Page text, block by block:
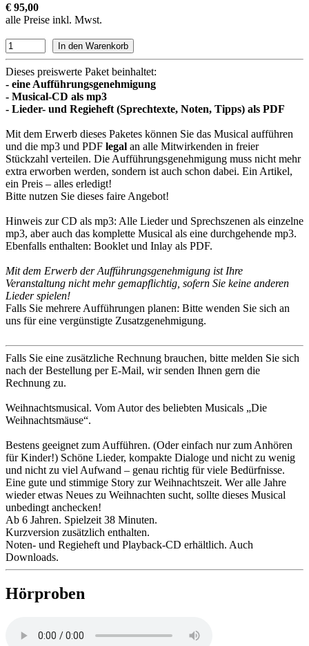
€ 95,00
alle Preise inkl. Mwst.
Dieses preiswerte Paket beinhaltet:
- eine Aufführungsgenehmigung
- Musical-CD als mp3
- Lieder- und Regieheft (Sprechtexte, Noten, Tipps) als PDF
Mit dem Erwerb dieses Paketes können Sie das Musical aufführen
und die mp3 und PDF legal an alle Mitwirkenden in freier
Stückzahl verteilen. Die Aufführungsgenehmigung muss nicht mehr
extra erworben werden, sondern ist auch schon dabei. Ein Artikel,
ein Preis – alles erledigt!
Bitte nutzen Sie dieses faire Angebot!
Hinweis zur CD als mp3: Alle Lieder und Sprechszenen als einzelne
mp3, aber auch das komplette Musical als eine durchgehende mp3.
Ebenfalls enthalten: Booklet und Inlay als PDF.
Mit dem Erwerb der Aufführungsgenehmigung ist Ihre
Veranstaltung nicht mehr gemapflichtig, sofern Sie keine anderen
Lieder spielen!
Falls Sie mehrere Aufführungen planen: Bitte wenden Sie sich an
uns für eine vergünstigte Zusatzgenehmigung.
Falls Sie eine zusätzliche Rechnung brauchen, bitte melden Sie sich
nach der Bestellung per E-Mail, wir senden Ihnen gern die
Rechnung zu.
Weihnachtsmusical. Vom Autor des beliebten Musicals „Die
Weihnachtsmäuse“.
Bestens geeignet zum Aufführen. (Oder einfach nur zum Anhören
für Kinder!) Schöne Lieder, kompakte Dialoge und nicht zu wenig
und nicht zu viel Aufwand – genau richtig für viele Bedürfnisse.
Eine gute und stimmige Story zur Weihnachtszeit. Wer alle Jahre
wieder etwas Neues zu Weihnachten sucht, sollte dieses Musical
unbedingt anchecken!
Ab 6 Jahren. Spielzeit 38 Minuten.
Kurzversion zusätzlich enthalten.
Noten- und Regieheft und Playback-CD erhältlich. Auch
Downloads.
Hörproben